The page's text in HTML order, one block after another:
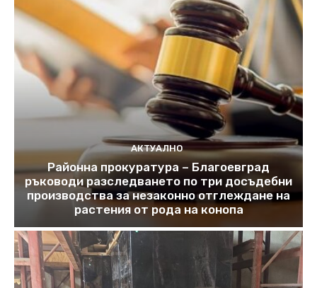
АКТУАЛНО
Районна прокуратура – Благоевград
ръководи разследването по три досъдебни
производства за незаконно отглеждане на
растения от рода на конопа